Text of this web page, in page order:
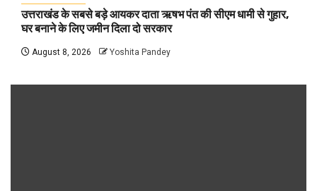
उत्तराखंड के सबसे बड़े आयकर दाता ऋषभ पंत की सीएम धामी से गुहार,
घर बनाने के लिए जमीन दिला दो सरकार
August 8, 2026 Yoshita Pandey